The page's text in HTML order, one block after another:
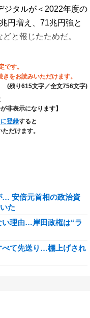
ジタルが＜2022年度の
円増え、71兆円強と
と報じたためだ。
です。
きをお読みいただけます。
(残り615文字／全文756文字)
非表示になります】
登録すると
だけます。
… 安倍元首相の政治資
た
い理由…岸田政権は“ラ
べて先送り…棚上げされ